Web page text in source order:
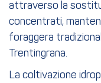
attraverso la
concentrati,
foraggera
Trentingrana.
La coltivazione